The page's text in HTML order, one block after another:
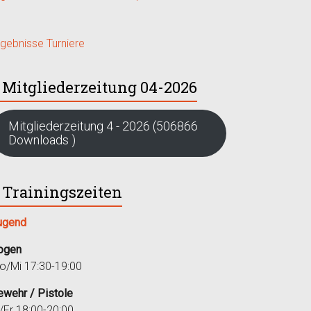
Turniere
Mitgliederzeitung 04-2026
Mitgliederzeitung 4 - 2026 (506866
Downloads )
Trainingszeiten
Mi 17:30-19:00
/ Pistole